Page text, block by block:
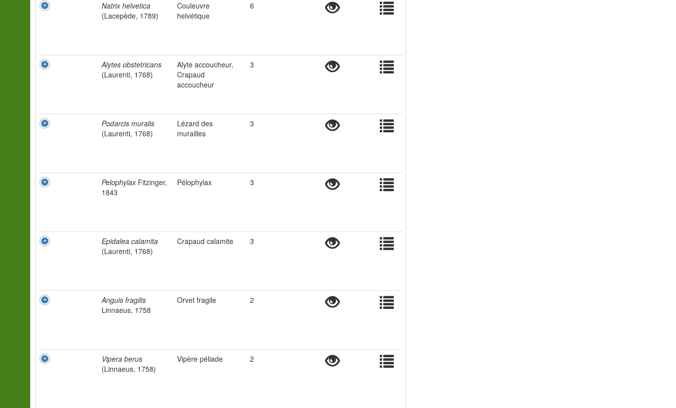
Natrix helvetica
(Lacepède, 1789)
Couleuvre
helvétique
6
Alytes obstetricans
(Laurenti, 1768)
Alyte accoucheur,
Crapaud
accoucheur
3
Podarcis muralis
(Laurenti, 1768)
Lézard des
murailles
3
PelophylaxFitzinger,
1843
Pélophylax 3
Epidalea calamita
(Laurenti, 1768)
Crapaud calamite 3
Anguis fragilis
Linnaeus, 1758
Orvet fragile 2
Vipera berus
(Linnaeus, 1758)
Vipère péliade 2